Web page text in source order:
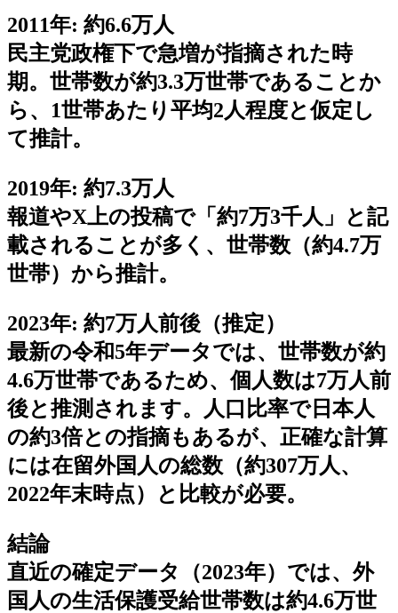
2011年: 約6.6万人
民主党政権下で急増が指摘された時
期。世帯数が約3.3万世帯であることか
ら、1世帯あたり平均2人程度と仮定し
て推計。
2019年: 約7.3万人
報道やX上の投稿で「約7万3千人」と記
載されることが多く、世帯数（約4.7万
世帯）から推計。
2023年: 約7万人前後（推定）
最新の令和5年データでは、世帯数が約
4.6万世帯であるため、個人数は7万人前
後と推測されます。人口比率で日本人
の約3倍との指摘もあるが、正確な計算
には在留外国人の総数（約307万人、
2022年末時点）と比較が必要。
結論
直近の確定データ（2023年）では、外
国人の生活保護受給世帯数は約4.6万世